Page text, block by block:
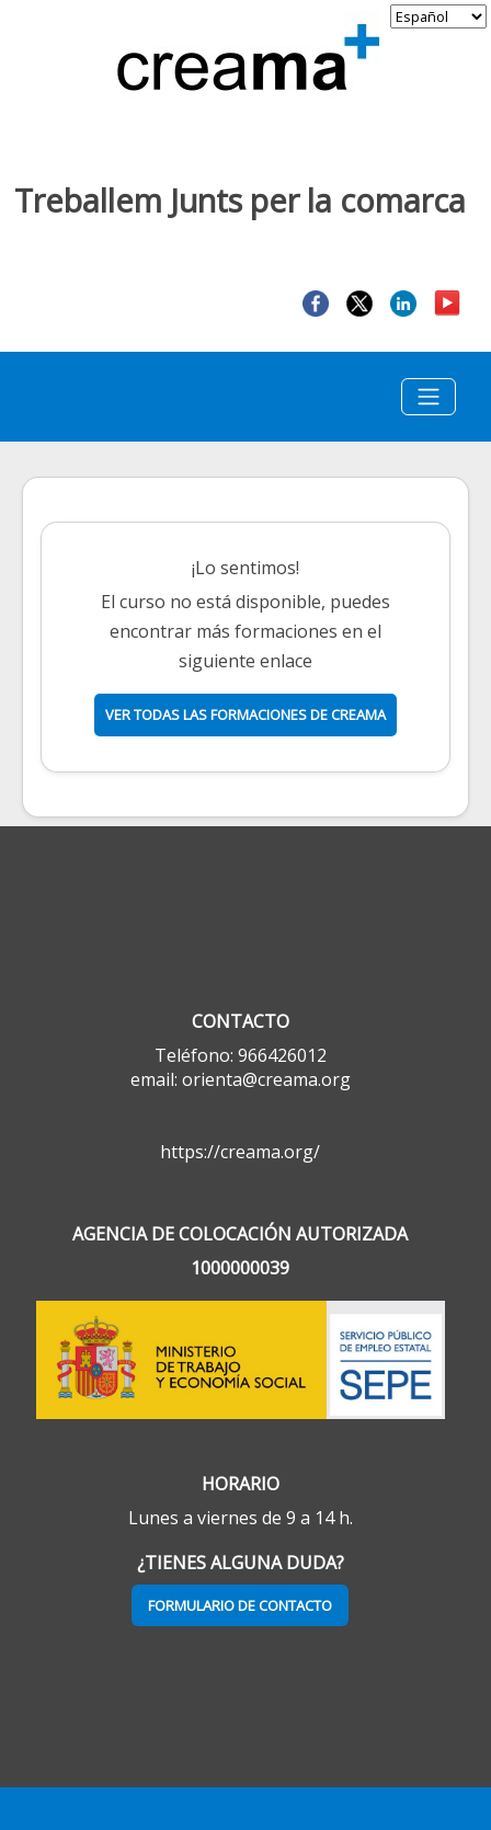
Treballem Junts per la comarca
¡Lo sentimos!
El curso no está disponible, puedes
encontrar más formaciones en el
siguiente enlace
VER TODAS LAS FORMACIONES DE CREAMA
CONTACTO
Teléfono: 966426012
email: orienta@creama.org
https://creama.org/
AGENCIA DE COLOCACIÓN AUTORIZADA
1000000039
HORARIO
Lunes a viernes de 9 a 14 h.
¿TIENES ALGUNA DUDA?
FORMULARIO DE CONTACTO